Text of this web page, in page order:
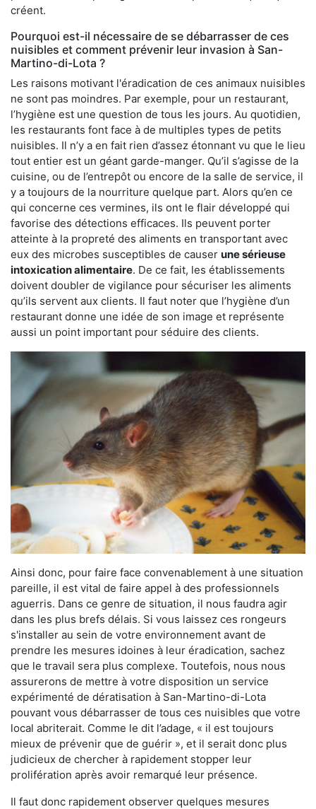
créent.
Pourquoi est-il nécessaire de se débarrasser de ces
nuisibles et comment prévenir leur invasion à San-
Martino-di-Lota ?
Les raisons motivant l'éradication de ces animaux nuisibles
ne sont pas moindres. Par exemple, pour un restaurant,
l’hygiène est une question de tous les jours. Au quotidien,
les restaurants font face à de multiples types de petits
nuisibles. Il n’y a en fait rien d’assez étonnant vu que le lieu
tout entier est un géant garde-manger. Qu’il s’agisse de la
cuisine, ou de l’entrepôt ou encore de la salle de service, il
y a toujours de la nourriture quelque part. Alors qu’en ce
qui concerne ces vermines, ils ont le flair développé qui
favorise des détections efficaces. Ils peuvent porter
atteinte à la propreté des aliments en transportant avec
eux des microbes susceptibles de causer une sérieuse
intoxication alimentaire. De ce fait, les établissements
doivent doubler de vigilance pour sécuriser les aliments
qu’ils servent aux clients. Il faut noter que l’hygiène d’un
restaurant donne une idée de son image et représente
aussi un point important pour séduire des clients.
Ainsi donc, pour faire face convenablement à une situation
pareille, il est vital de faire appel à des professionnels
aguerris. Dans ce genre de situation, il nous faudra agir
dans les plus brefs délais. Si vous laissez ces rongeurs
s'installer au sein de votre environnement avant de
prendre les mesures idoines à leur éradication, sachez
que le travail sera plus complexe. Toutefois, nous nous
assurerons de mettre à votre disposition un service
expérimenté de dératisation à San-Martino-di-Lota
pouvant vous débarrasser de tous ces nuisibles que votre
local abriterait. Comme le dit l’adage, « il est toujours
mieux de prévenir que de guérir », et il serait donc plus
judicieux de chercher à rapidement stopper leur
prolifération après avoir remarqué leur présence.
Il faut donc rapidement observer quelques mesures